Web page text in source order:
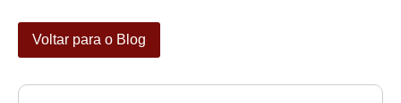
Voltar para o Blog